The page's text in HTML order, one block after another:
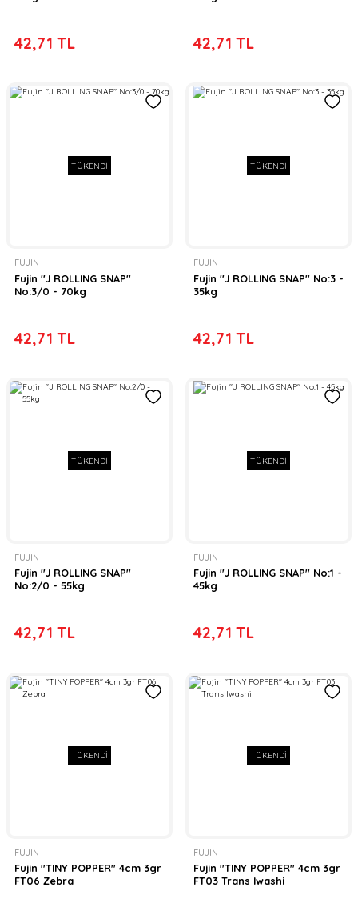
42,71 TL 42,71 TL
TÜKENDİ
FUJIN
Fujin ''J ROLLING SNAP''
No:3/0 - 70kg
42,71 TL
TÜKENDİ
FUJIN
Fujin ''J ROLLING SNAP'' No:3 -
35kg
42,71 TL
TÜKENDİ
FUJIN
Fujin ''J ROLLING SNAP''
No:2/0 - 55kg
42,71 TL
TÜKENDİ
FUJIN
Fujin ''J ROLLING SNAP'' No:1 -
45kg
42,71 TL
TÜKENDİ
FUJIN
Fujin ''TINY POPPER'' 4cm 3gr
FT06 Zebra
TÜKENDİ
FUJIN
Fujin ''TINY POPPER'' 4cm 3gr
FT03 Trans Iwashi